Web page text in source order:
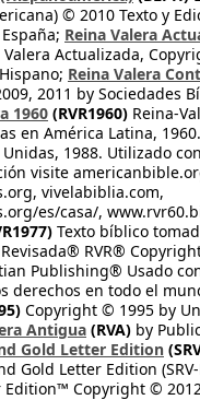
© 2010 Texto y
Reina Valera
Valera Actualizada,
Reina Valera
2011 by Sociedades
1960 (RVR1960) Reina-
en América Latina,
1988. Utilizado
visite
vivelabiblia.com,
es/casa/,
Texto bíblico
RVR®
Publishing® Usado
derechos en todo el
Copyright © 1995 by
Antigua (RVA) by
Gold Letter Edition
Gold Letter Edition
Edition™ Copyright ©